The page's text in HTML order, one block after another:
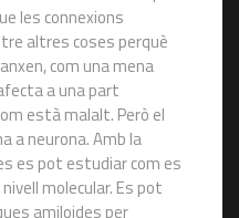
les connexions
altres coses perquè
com una mena
a una part
està malalt. Però el
a neurona. Amb la
es pot estudiar com es
molecular. Es pot
amiloides per